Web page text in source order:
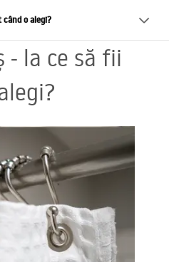
o alegi?
- la ce să fii